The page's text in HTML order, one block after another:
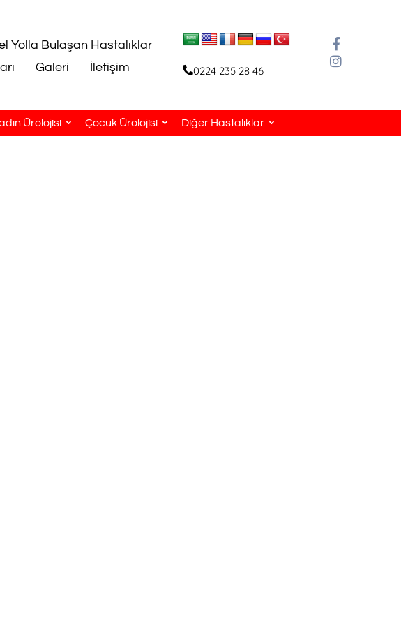
Yolla Bulaşan Hastalıklar
Galeri İletişim 0224 235 28 46
Ürolojisi Çocuk Ürolojisi Diğer Hastalıklar